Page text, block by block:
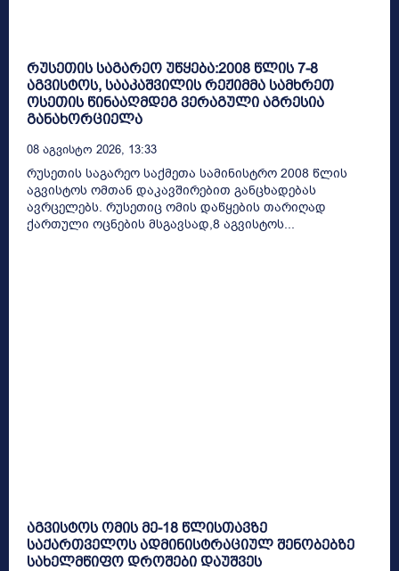
რუსეთის საგარეო უწყება:2008 წლის 7-8
აგვისტოს, სააკაშვილის რეჟიმმა სამხრეთ
ოსეთის წინააღმდეგ ვერაგული აგრესია
განახორციელა
08 Აგვისტო 2026, 13:33
რუსეთის საგარეო საქმეთა სამინისტრო 2008 წლის
აგვისტოს ომთან დაკავშირებით განცხადებას
ავრცელებს. რუსეთიც ომის დაწყების თარიღად
ქართული ოცნების მსგავსად,8 აგვისტოს...
აგვისტოს ომის მე-18 წლისთავზე
საქართველოს ადმინისტრაციულ შენობებზე
სახელმწიფო დროშები დაუშვეს